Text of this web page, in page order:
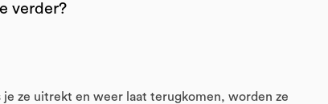
verder?
ze uitrekt en weer laat terugkomen, worden ze